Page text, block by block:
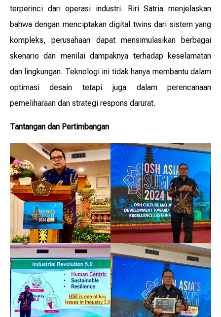
terperinci dari operasi industri. Riri Satria menjelaskan
bahwa dengan menciptakan digital twins dari sistem yang
kompleks, perusahaan dapat mensimulasikan berbagai
skenario dan menilai dampaknya terhadap keselamatan
dan lingkungan. Teknologi ini tidak hanya membantu dalam
optimasi desain tetapi juga dalam perencanaan
pemeliharaan dan strategi respons darurat.
Tantangan dan Pertimbangan